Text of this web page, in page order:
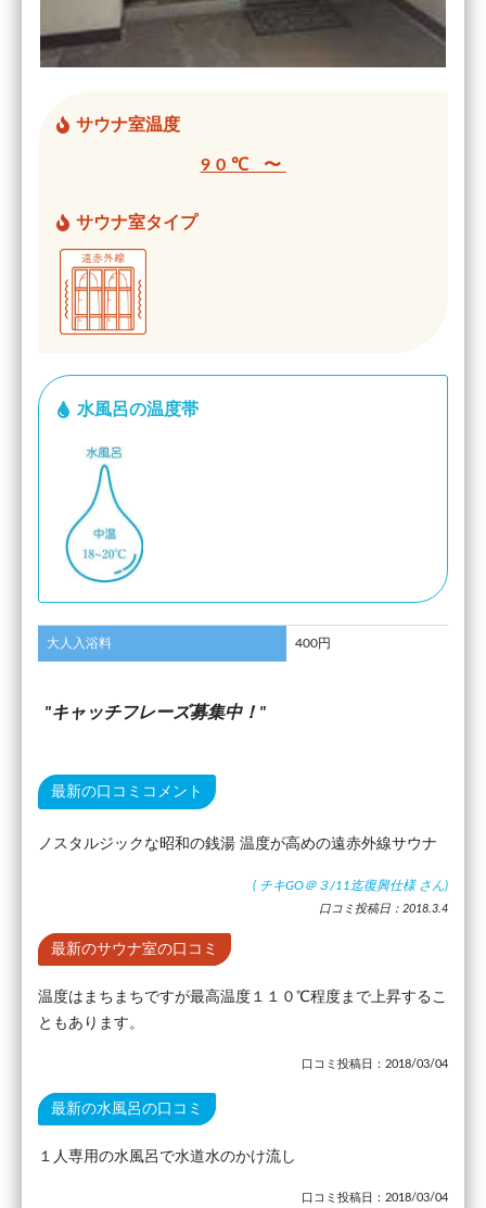
サウナ室温度
90℃ 〜
サウナ室タイプ
水風呂の温度帯
大人入浴料 400円
キャッチフレーズ募集中！
最新の口コミコメント
ノスタルジックな昭和の銭湯 温度が高めの遠赤外線サウナ
( チキGO＠３/11迄復興仕様 さん)
口コミ投稿日：2018.3.4
最新のサウナ室の口コミ
温度はまちまちですが最高温度１１０℃程度まで上昇するこ
ともあります。
口コミ投稿日：2018/03/04
最新の水風呂の口コミ
１人専用の水風呂で水道水のかけ流し
口コミ投稿日：2018/03/04